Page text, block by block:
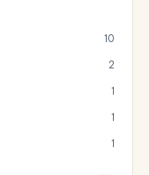
10
2
1
1
1